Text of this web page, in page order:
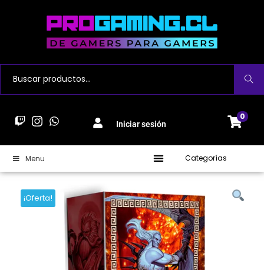
Buscar
Iniciar sesión
0
Menu Categorías
¡Oferta!